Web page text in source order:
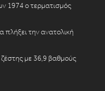
1974 ο τερματισμός
την ανατολική
με 36,9 βαθμούς